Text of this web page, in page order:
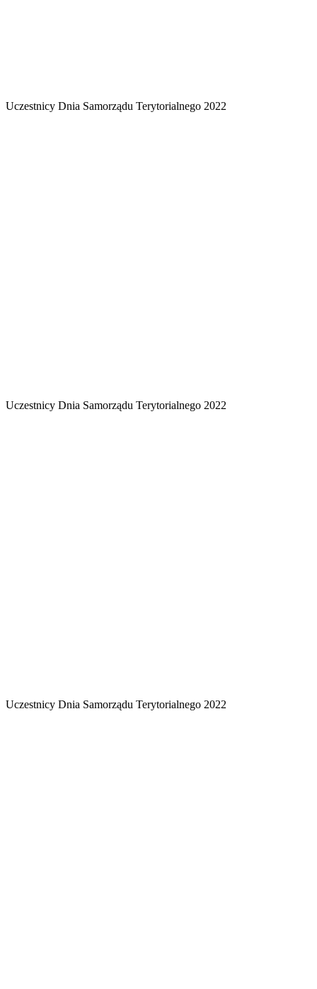
Uczestnicy Dnia Samorządu Terytorialnego 2022
Uczestnicy Dnia Samorządu Terytorialnego 2022
Uczestnicy Dnia Samorządu Terytorialnego 2022